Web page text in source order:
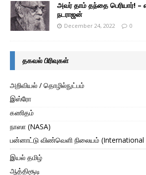
அவர் தாம் தந்தை பெரியார்! –
நடராஜன்
December 24, 2022 0
தகவல் பிரிவுகள்
அறிவியல் / தொழில்நுட்பம்
இஸ்ரோ
கணிதம்
நாஸா (NASA)
பன்னாட்டு விண்வெளி நிலையம் (International
இயல் தமிழ்
ஆத்திசூடி